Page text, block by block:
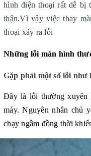
hình điện thoại rất dễ bị
thận.Vì vậy việc thay
thoại xảy ra lỗi
Những lỗi màn hình
Gặp phải một số lỗi
Đây là lỗi thường xuyên
máy. Nguyên nhân chủ
chạy ngầm đồng thời